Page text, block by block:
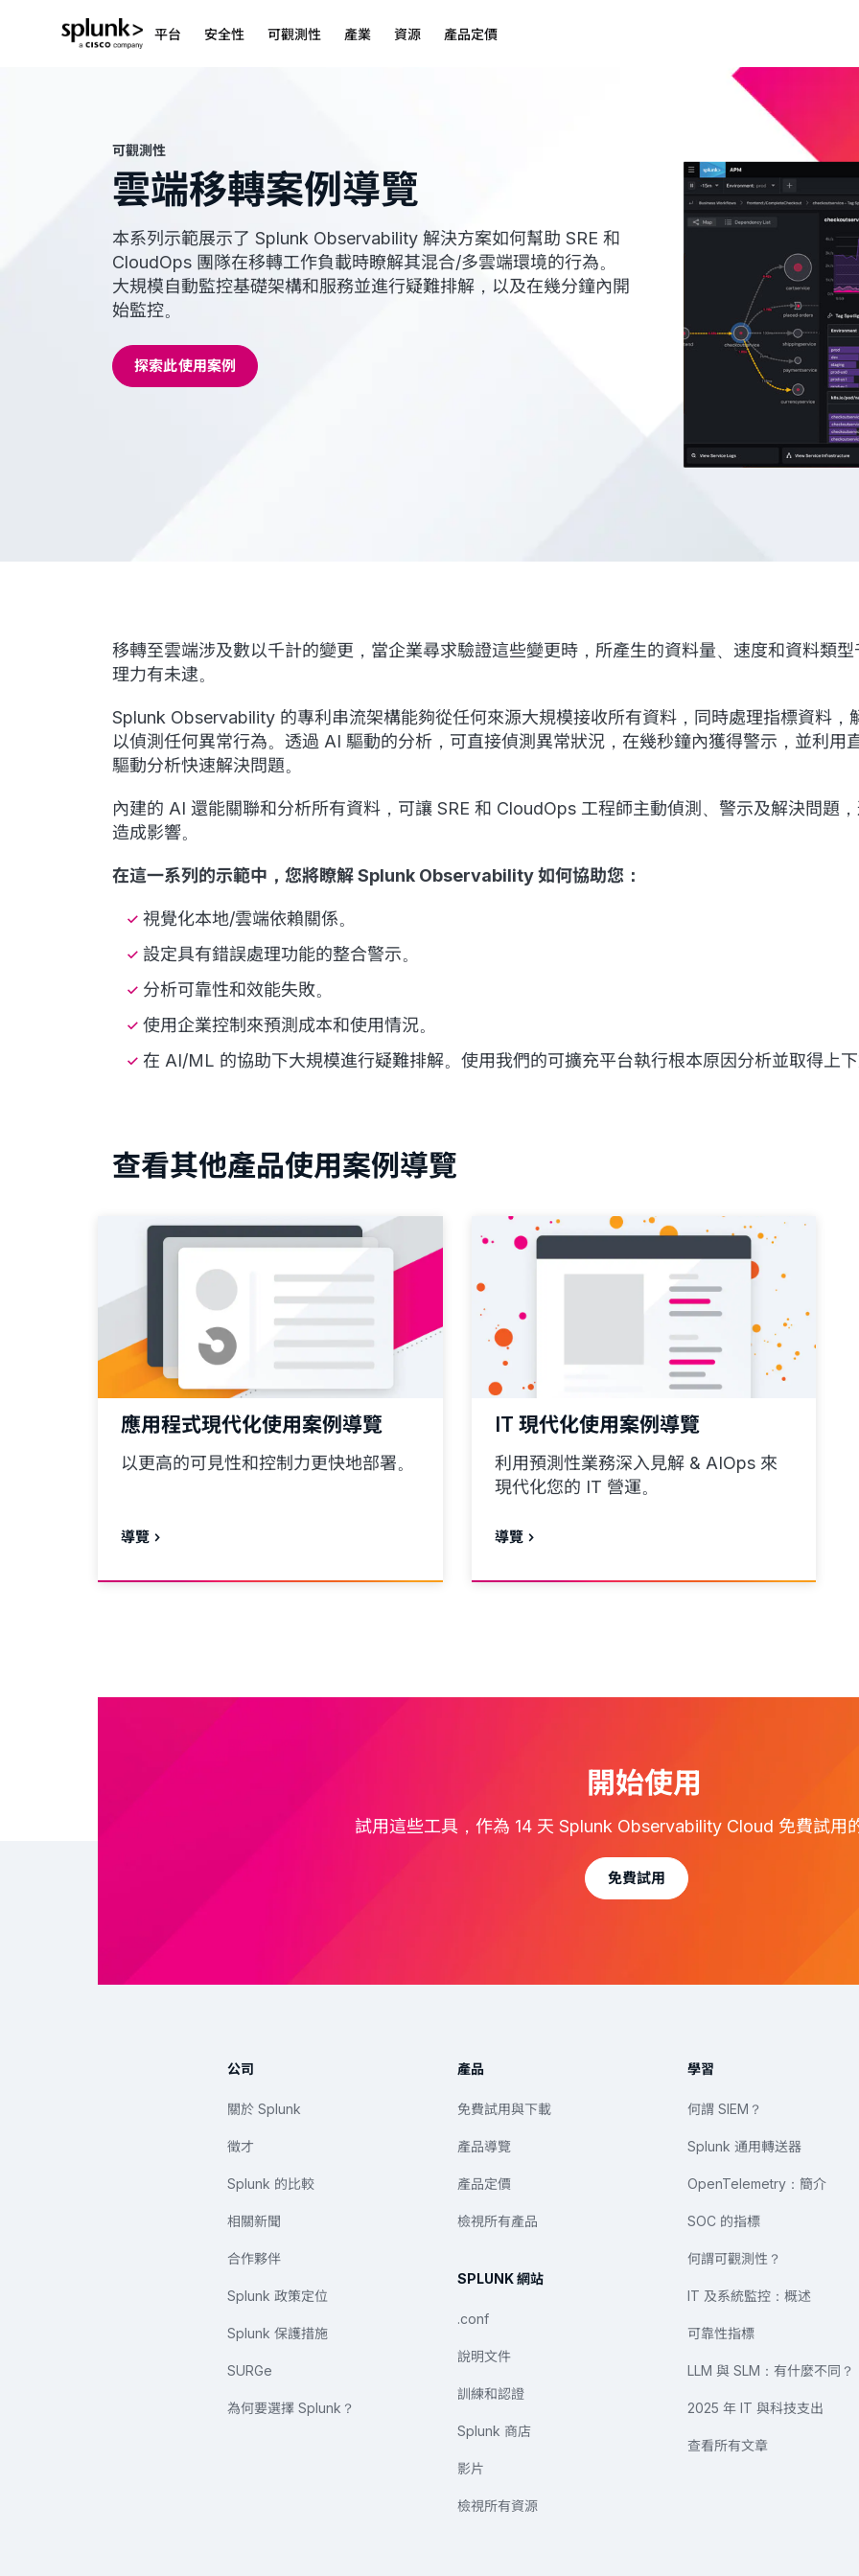
平台 安全性 可觀測性 產業 資源 產品定價
可觀測性
雲端移轉案例導覽
本系列示範展示了 Splunk Observability 解決方案如何幫助 SRE 和
CloudOps 團隊在移轉工作負載時瞭解其混合/多雲端環境的行為。
大規模自動監控基礎架構和服務並進行疑難排解，以及在幾分鐘內開
始監控。
探索此使用案例
移轉至雲端涉及數以千計的變更，當企業尋求驗證這些變更時，所產生的資料量、速度和資料類
理力有未逮。
Splunk Observability 的專利串流架構能夠從任何來源大規模接收所有資料，同時處理指標資料，
以偵測任何異常行為。透過 AI 驅動的分析，可直接偵測異常狀況，在幾秒鐘內獲得警示，並利用
驅動分析快速解決問題。
內建的 AI 還能關聯和分析所有資料，可讓 SRE 和 CloudOps 工程師主動偵測、警示及解決問題
造成影響。
在這一系列的示範中，您將瞭解 Splunk Observability 如何協助您：
視覺化本地/雲端依賴關係。
設定具有錯誤處理功能的整合警示。
分析可靠性和效能失敗。
使用企業控制來預測成本和使用情況。
在 AI/ML 的協助下大規模進行疑難排解。使用我們的可擴充平台執行根本原因分析並取得上下
查看其他產品使用案例導覽
應用程式現代化使用案例導覽
以更高的可見性和控制力更快地部署。
導覽
IT 現代化使用案例導覽
利用預測性業務深入見解 & AIOps 來
現代化您的 IT 營運。
導覽
開始使用
試用這些工具，作為 14 天 Splunk Observability Cloud 免費試用
免費試用
公司
關於 Splunk
徵才
Splunk 的比較
相關新聞
合作夥伴
Splunk 政策定位
Splunk 保護措施
SURGe
為何要選擇 Splunk？
產品
免費試用與下載
產品導覽
產品定價
檢視所有產品
SPLUNK 網站
.conf
說明文件
訓練和認證
Splunk 商店
影片
檢視所有資源
學習
何謂 SIEM？
Splunk 通用轉送器
OpenTelemetry：簡介
SOC 的指標
何謂可觀測性？
IT 及系統監控：概述
可靠性指標
LLM 與 SLM：有什麼不同？
2025 年 IT 與科技支出
查看所有文章